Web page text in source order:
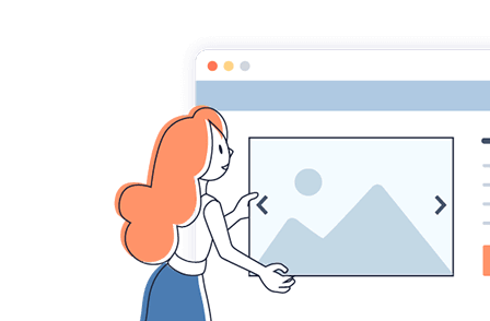
Accueil Sondage
SONDAGE